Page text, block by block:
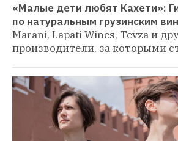
«Малые дети любят Кахети»:
по натуральным грузинским
Marani, Lapati Wines, Tevza и
производители, за которыми